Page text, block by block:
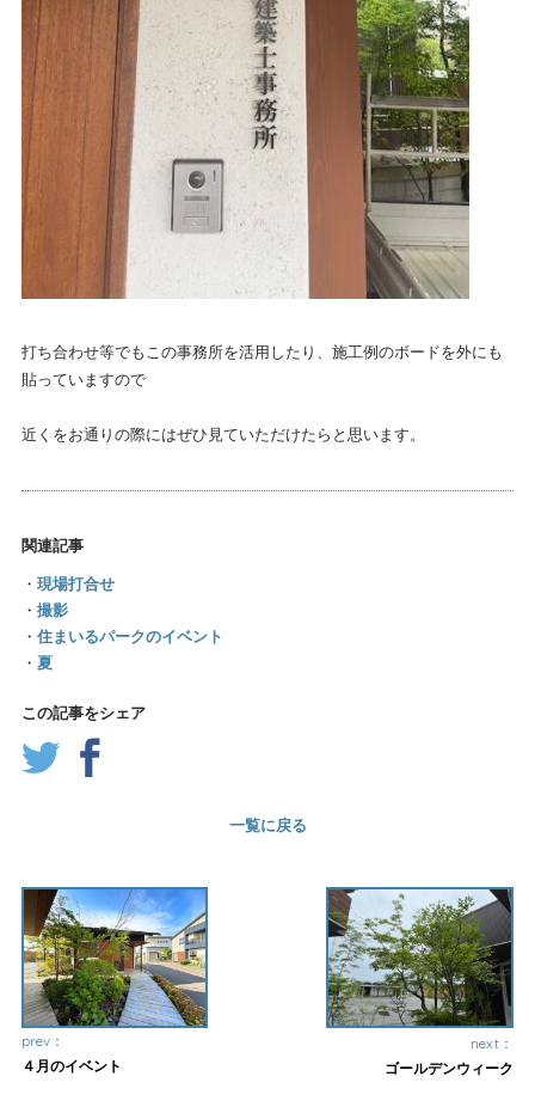
打ち合わせ等でもこの事務所を活用したり、施工例のボードを外にも
貼っていますので
近くをお通りの際にはぜひ見ていただけたらと思います。
関連記事
・ 現場打合せ
・ 撮影
・ 住まいるパークのイベント
・ 夏
この記事をシェア
一覧に戻る
prev：
４月のイベント
next：
ゴールデンウィーク